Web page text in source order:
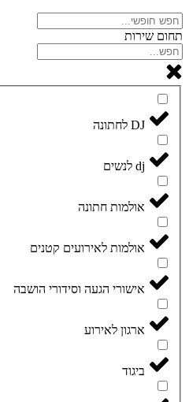
תחום שירות
DJ לחתונה
dj לנשים
אולמות חתונה
אולמות לאירועים קטנים
אישורי הגעה וסידורי הושבה
ארגון לאירוע
ביגוד